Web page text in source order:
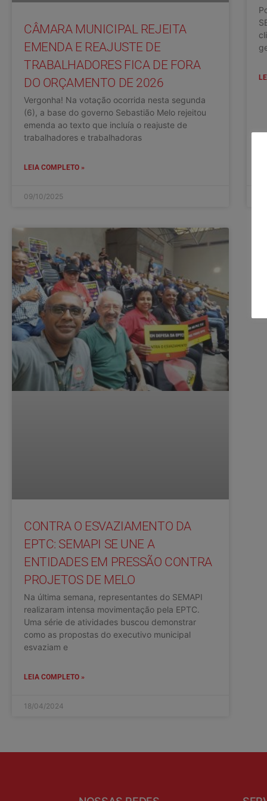
CÂMARA MUNICIPAL REJEITA
EMENDA E REAJUSTE DE
TRABALHADORES FICA DE FORA
DO ORÇAMENTO DE 2026
Vergonha! Na votação ocorrida nesta segunda
(6), a base do governo Sebastião Melo rejeitou
emenda ao texto que incluía o reajuste de
trabalhadores e trabalhadoras
LEIA COMPLETO »
09/10/2025
CONTRA O ESVAZIAMENTO DA
EPTC: SEMAPI SE UNE A
ENTIDADES EM PRESSÃO CONTRA
PROJETOS DE MELO
Na última semana, representantes do SEMAPI
realizaram intensa movimentação pela EPTC.
Uma série de atividades buscou demonstrar
como as propostas do executivo municipal
esvaziam e
LEIA COMPLETO »
18/04/2024